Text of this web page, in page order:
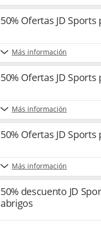
50% Ofertas JD
Más información
50% Ofertas JD
Más información
50% Ofertas JD
Más información
50% descuento JD
abrigos